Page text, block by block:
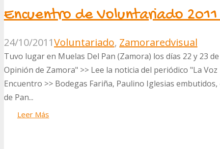
Encuentro de Voluntariado
24/10/2011Voluntariado, Zamoraredvisual
Tuvo lugar en Muelas Del Pan (Zamora) los días 22 y 23
Opinión de Zamora" >> Lee la noticia del periódico "La
Encuentro >> Bodegas Fariña, Paulino Iglesias
de Pan...
Leer Más